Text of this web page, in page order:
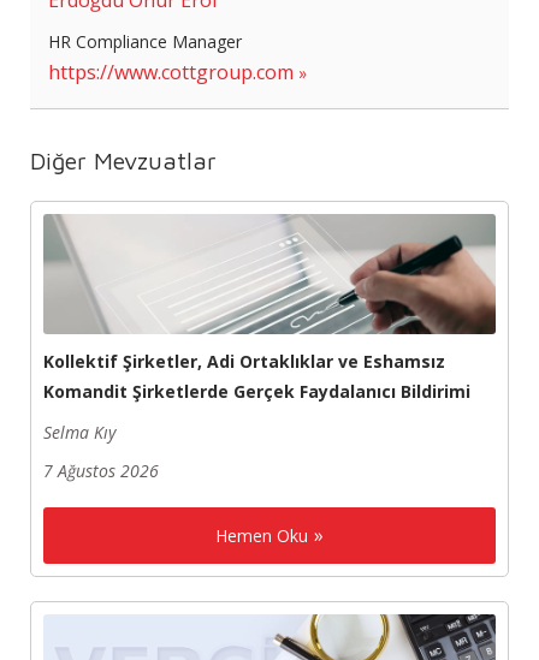
HR Compliance Manager
https://www.cottgroup.com
Diğer Mevzuatlar
Kollektif Şirketler, Adi Ortaklıklar ve Eshamsız
Komandit Şirketlerde Gerçek Faydalanıcı Bildirimi
Selma Kıy
7 Ağustos 2026
Hemen Oku